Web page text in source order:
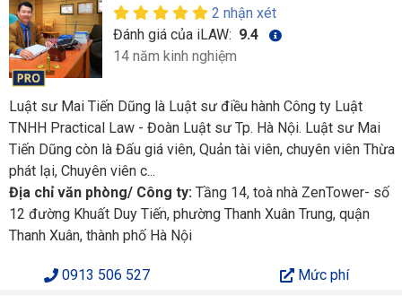
2 nhận xét
Đánh giá của iLAW: 9.4
14 năm kinh nghiệm
Luật sư Mai Tiến Dũng là Luật sư điều hành Công ty Luật
TNHH Practical Law - Đoàn Luật sư Tp. Hà Nội. Luật sư Mai
Tiến Dũng còn là Đấu giá viên, Quản tài viên, chuyên viên Thừa
phát lại, Chuyên viên c...
Địa chỉ văn phòng/ Công ty: Tầng 14, toà nhà ZenTower- số
12 đường Khuất Duy Tiến, phường Thanh Xuân Trung, quận
Thanh Xuân, thành phố Hà Nội
0913 506 527 Mức phí